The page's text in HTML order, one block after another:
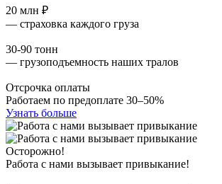
20 млн ₽
— страховка каждого груза
30-90 тонн
— грузоподъемность наших тралов
Отсрочка оплаты
Работаем по предоплате 30–50%
Узнать больше
Осторожно!
Работа с нами вызывает привыкание!